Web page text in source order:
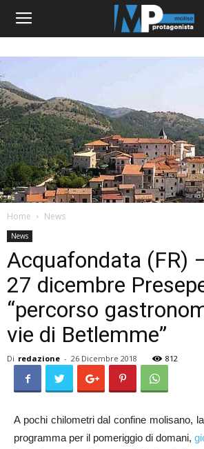
Home News
News
Acquafondata (FR)
27 dicembre
“percorso
vie di Betlemme”
Di redazione - 26 Dicembre 2018 812
A pochi chilometri dal confine molisano,
programma per il pomeriggio di domani,